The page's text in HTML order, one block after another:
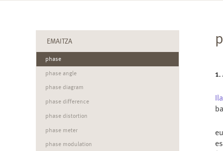
1.
eu
es
EMAITZA
phase
phase angle
phase diagram
phase difference
phase distortion
phase meter
phase modulation